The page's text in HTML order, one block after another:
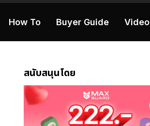
How To Buyer Guide Video
สนับสนุนโดย